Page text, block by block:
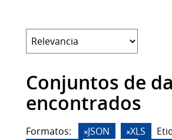
Conjuntos de
encontrados
Formatos: JSON XLS